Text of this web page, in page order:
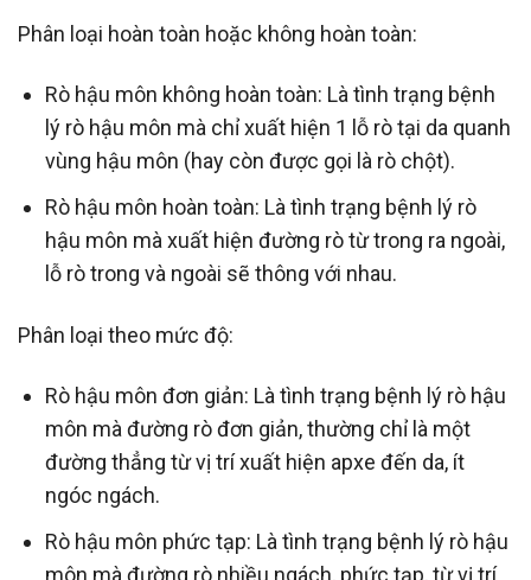
Phân loại hoàn toàn hoặc không hoàn toàn:
Rò hậu môn không hoàn toàn: Là tình trạng bệnh
lý rò hậu môn mà chỉ xuất hiện 1 lỗ rò tại da quanh
vùng hậu môn (hay còn được gọi là rò chột).
Rò hậu môn hoàn toàn: Là tình trạng bệnh lý rò
hậu môn mà xuất hiện đường rò từ trong ra ngoài,
lỗ rò trong và ngoài sẽ thông với nhau.
Phân loại theo mức độ:
Rò hậu môn đơn giản: Là tình trạng bệnh lý rò hậu
môn mà đường rò đơn giản, thường chỉ là một
đường thẳng từ vị trí xuất hiện apxe đến da, ít
ngóc ngách.
Rò hậu môn phức tạp: Là tình trạng bệnh lý rò hậu
môn mà đường rò nhiều ngách, phức tạp, từ vị trí